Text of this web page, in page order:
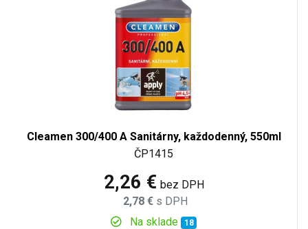
Cleamen 300/400 A Sanitárny, každodenný, 550ml
ČP1415
2,26 € bez DPH
2,78 € s DPH
Na sklade
18